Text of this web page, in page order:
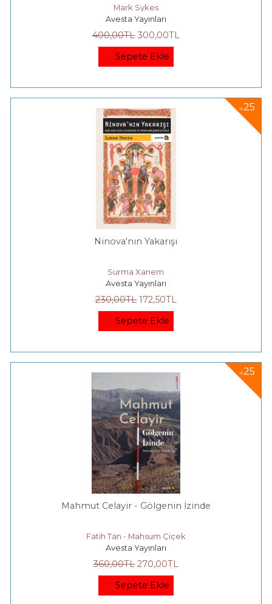
Mark Sykes
Avesta Yayınları
400,00TL 300,00TL
Sepete Ekle
%25
Ninova'nın Yakarışı
Surma Xanem
Avesta Yayınları
230,00TL 172,50TL
Sepete Ekle
%25
Mahmut Celayir - Gölgenin İzinde
Fatih Tan - Mahsum Çiçek
Avesta Yayınları
360,00TL 270,00TL
Sepete Ekle